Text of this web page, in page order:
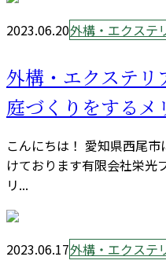
2023.06.20外構・エクステ
外構・エクステリ
庭づくりをするメ
こんにちは！ 愛知県西尾
けております有限会社栄光
リ...
2023.06.17外構・エクステ